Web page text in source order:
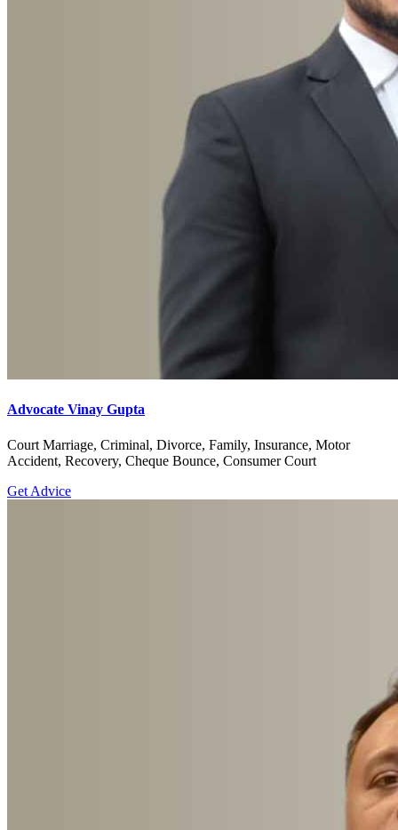
Advocate Vinay Gupta
Court Marriage, Criminal, Divorce, Family, Insurance, Motor
Accident, Recovery, Cheque Bounce, Consumer Court
Get Advice